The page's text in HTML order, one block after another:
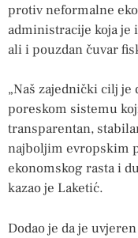
protiv neformalne
administracije koja
ali i pouzdan čuvar
„Naš zajednički cilj je
poreskom sistemu
transparentan,
najboljim evropskim
ekonomskog rasta i
kazao je Laketić.
Dodao je da je